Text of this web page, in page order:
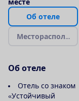
месте
Об отеле
Месторасполож
Об отеле
Отель со знаком
«Устойчивый